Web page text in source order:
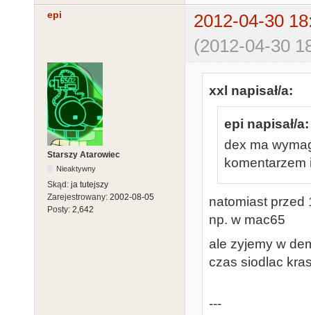
epi
2012-04-30
(2012-04-30
Starszy Atarowiec
Nieaktywny
Skąd: ja tutejszy
Zarejestrowany: 2002-08-05
Posty: 2,642
xxl napisał/a:
epi napisał/a:
dex ma
komentarzem
natomiast przed
np. w mac65
ale zyjemy w
czas siodlac
---